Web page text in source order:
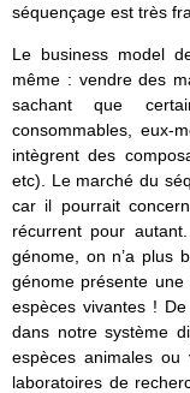
séquençage est très
Le business model
même : vendre des
sachant que
consommables, eux-
intègrent des
etc). Le marché du
car il pourrait
récurrent pour
génome, on n’a plus
génome présente une
espèces vivantes !
dans notre système
espèces animales
laboratoires de